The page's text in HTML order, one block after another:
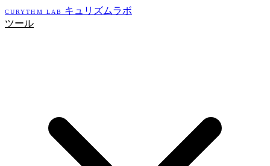
CURYTHM LAB
キュリズムラボ
ツール